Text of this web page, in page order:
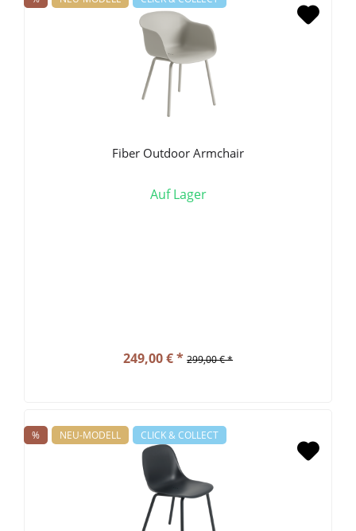
Fiber Outdoor Armchair
Auf Lager
249,00 € * 299,00 € *
% NEU-MODELL CLICK & COLLECT